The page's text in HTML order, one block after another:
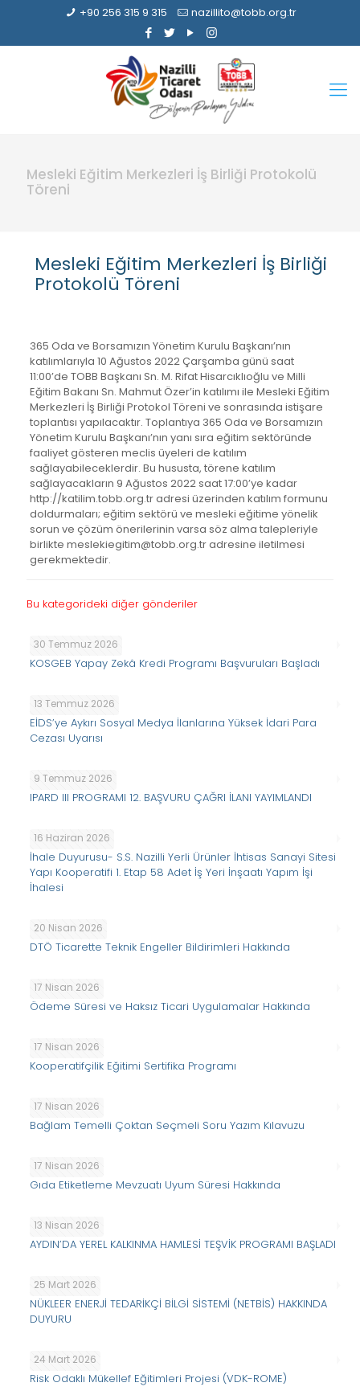
+90 256 315 9 315 nazillito@tobb.org.tr
Mesleki Eğitim Merkezleri İş Birliği Protokolü
Töreni
Mesleki Eğitim Merkezleri İş Birliği
Protokolü Töreni
365 Oda ve Borsamızın Yönetim Kurulu Başkanı’nın
katılımlarıyla 10 Ağustos 2022 Çarşamba günü saat
11:00’de TOBB Başkanı Sn. M. Rifat Hisarcıklıoğlu ve Milli
Eğitim Bakanı Sn. Mahmut Özer’in katılımı ile Mesleki Eğitim
Merkezleri İş Birliği Protokol Töreni ve sonrasında istişare
toplantısı yapılacaktır. Toplantıya 365 Oda ve Borsamızın
Yönetim Kurulu Başkanı’nın yanı sıra eğitim sektöründe
faaliyet gösteren meclis üyeleri de katılım
sağlayabileceklerdir. Bu hususta, törene katılım
sağlayacakların 9 Ağustos 2022 saat 17:00’ye kadar
http://katilim.tobb.org.tr adresi üzerinden katılım formunu
doldurmaları; eğitim sektörü ve mesleki eğitime yönelik
sorun ve çözüm önerilerinin varsa söz alma talepleriyle
birlikte meslekiegitim@tobb.org.tr adresine iletilmesi
gerekmektedir.
Bu kategorideki diğer gönderiler
30 Temmuz 2026
KOSGEB Yapay Zekâ Kredi Programı Başvuruları Başladı
13 Temmuz 2026
EİDS’ye Aykırı Sosyal Medya İlanlarına Yüksek İdari Para
Cezası Uyarısı
9 Temmuz 2026
IPARD III PROGRAMI 12. BAŞVURU ÇAĞRI İLANI YAYIMLANDI
16 Haziran 2026
İhale Duyurusu- S.S. Nazilli Yerli Ürünler İhtisas Sanayi Sitesi
Yapı Kooperatifi 1. Etap 58 Adet İş Yeri İnşaatı Yapım İşi
İhalesi
20 Nisan 2026
DTÖ Ticarette Teknik Engeller Bildirimleri Hakkında
17 Nisan 2026
Ödeme Süresi ve Haksız Ticari Uygulamalar Hakkında
17 Nisan 2026
Kooperatifçilik Eğitimi Sertifika Programı
17 Nisan 2026
Bağlam Temelli Çoktan Seçmeli Soru Yazım Kılavuzu
17 Nisan 2026
Gıda Etiketleme Mevzuatı Uyum Süresi Hakkında
13 Nisan 2026
AYDIN’DA YEREL KALKINMA HAMLESİ TEŞVİK PROGRAMI BAŞLADI
25 Mart 2026
NÜKLEER ENERJİ TEDARİKÇİ BİLGİ SİSTEMİ (NETBİS) HAKKINDA
DUYURU
24 Mart 2026
Risk Odaklı Mükellef Eğitimleri Projesi (VDK-ROME)